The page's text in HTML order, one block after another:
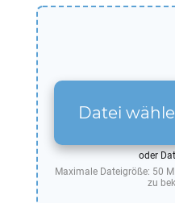
Datei
oder
Maximale Dateigröße: 50
zu